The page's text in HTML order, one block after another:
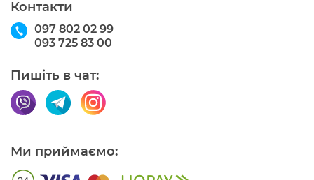
Контакти
097 802 02 99
093 725 83 00
Пишіть в чат:
Ми приймаємо: